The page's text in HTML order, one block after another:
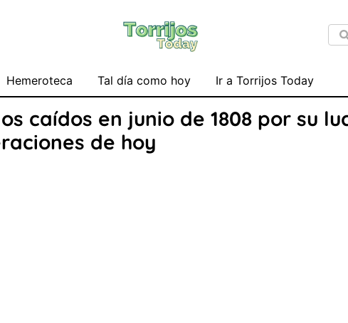
Hemeroteca Tal día como hoy Ir a Torrijos Today
caídos en junio de 1808 por su
de hoy